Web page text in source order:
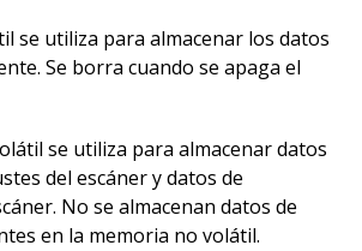
se utiliza para almacenar los datos
Se borra cuando se apaga el
se utiliza para almacenar datos
del escáner y datos de
No se almacenan datos de
en la memoria no volátil.